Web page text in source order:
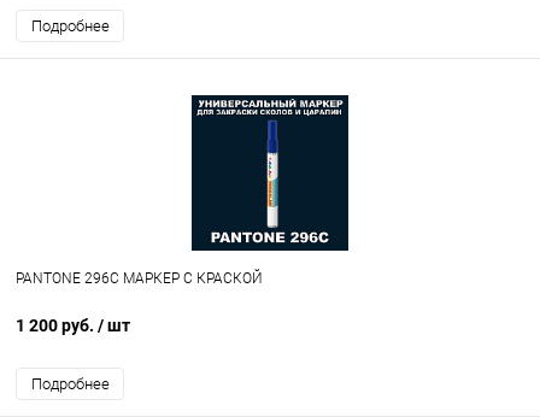
Подробнее
PANTONE 296C МАРКЕР С КРАСКОЙ
1 200 руб. / шт
Подробнее